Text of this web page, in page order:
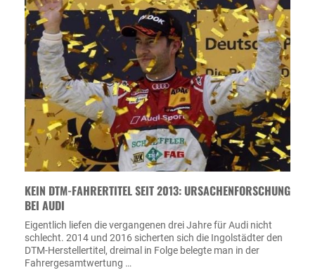
KEIN DTM-FAHRERTITEL SEIT 2013: URSACHENFORSCHUNG
BEI AUDI
Eigentlich liefen die vergangenen drei Jahre für Audi nicht
schlecht. 2014 und 2016 sicherten sich die Ingolstädter den
DTM-Herstellertitel, dreimal in Folge belegte man in der
Fahrergesamtwertung …